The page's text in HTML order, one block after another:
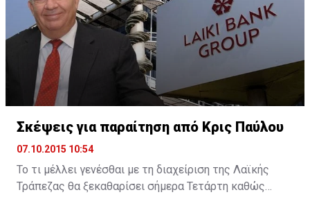
Σκέψεις για παραίτηση από Κρις Παύλου
07.10.2015 10:54
Το τι μέλλει γενέσθαι με τη διαχείριση της Λαϊκής
Τράπεζας θα ξεκαθαρίσει σήμερα Τετάρτη καθώς